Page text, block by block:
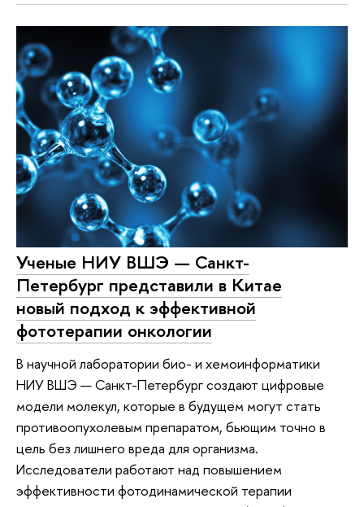
Ученые НИУ ВШЭ — Санкт-
Петербург представили в Китае
новый подход к эффективной
фототерапии онкологии
В научной лаборатории био- и хемоинформатики
НИУ ВШЭ — Санкт-Петербург создают цифровые
модели молекул, которые в будущем могут стать
противоопухолевым препаратом, бьющим точно в
цель без лишнего вреда для организма.
Исследователи работают над повышением
эффективности фотодинамической терапии